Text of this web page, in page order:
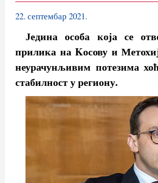
22. септембар 2021.
Једина особа која се
прилика на Kосову и
неурачунљивим потезима
стабилност у региону.